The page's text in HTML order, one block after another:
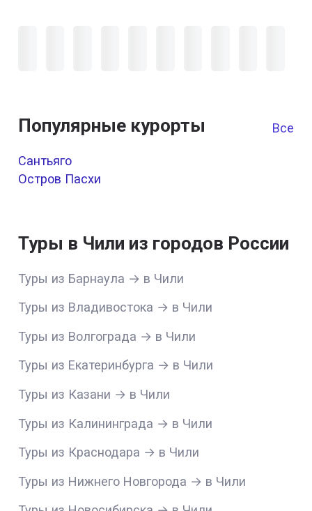
Популярные курорты Все
Сантьяго
Остров Пасхи
Туры в Чили из городов России
Туры из Барнаула → в Чили
Туры из Владивостока → в Чили
Туры из Волгограда → в Чили
Туры из Екатеринбурга → в Чили
Туры из Казани → в Чили
Туры из Калининграда → в Чили
Туры из Краснодара → в Чили
Туры из Нижнего Новгорода → в Чили